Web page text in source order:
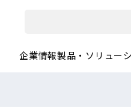
企業情報製品・ソリュー